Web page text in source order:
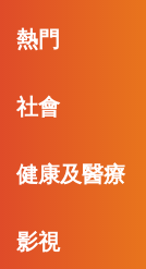
熱門
社會
健康及醫療
影視